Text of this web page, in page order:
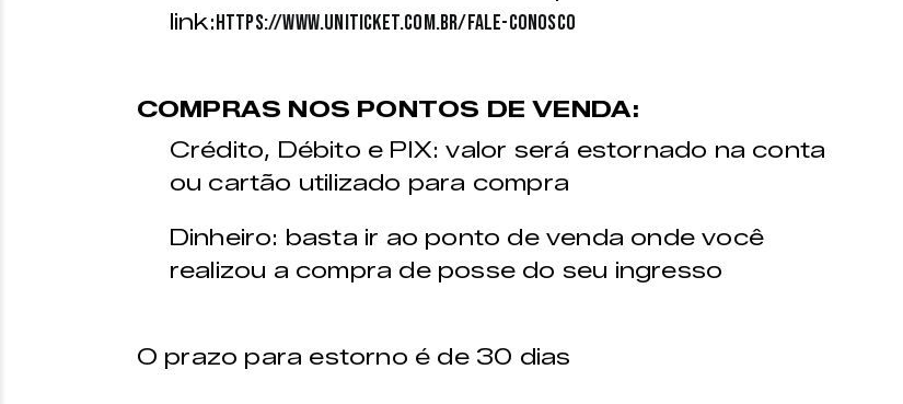
link:https://www.uniticket.com.br/fale-conosco
COMPRAS NOS PONTOS DE VENDA:
Crédito, Débito e PIX: valor será estornado na conta
ou cartão utilizado para compra
Dinheiro: basta ir ao ponto de venda onde você
realizou a compra de posse do seu ingresso
O prazo para estorno é de 30 dias